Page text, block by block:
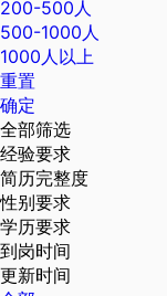
200-500人
500-1000人
1000人以上
重置
确定
全部筛选
经验要求
简历完整度
性别要求
学历要求
到岗时间
更新时间